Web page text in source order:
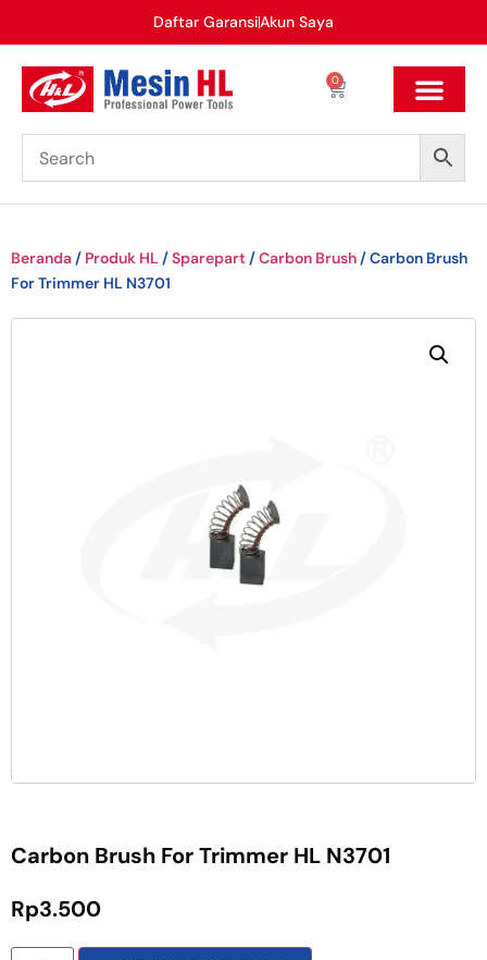
Daftar GaransiAkun Saya
0
Beranda / Produk HL /Sparepart /Carbon Brush / Carbon Brush
For Trimmer HL N3701
Carbon Brush For Trimmer HL N3701
Rp3.500